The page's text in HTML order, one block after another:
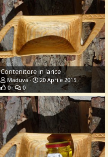
Contenitore in larice
Maduva
20 Aprile 2015
0
0